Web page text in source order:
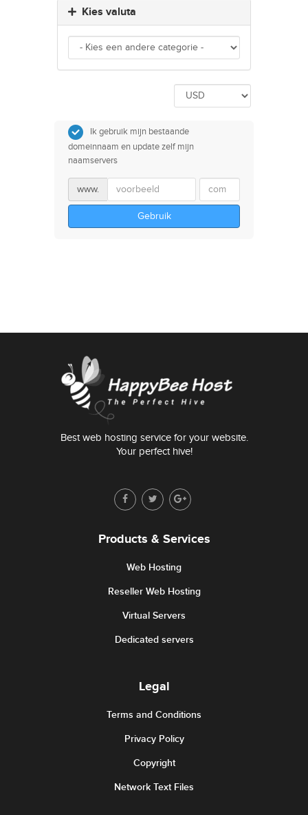
Kies valuta
Ik gebruik mijn bestaande
domeinnaam en update zelf mijn
naamservers
www.
Gebruik
Best web hosting service for your website.
Your perfect hive!
Products & Services
Web Hosting
Reseller Web Hosting
Virtual Servers
Dedicated servers
Legal
Terms and Conditions
Privacy Policy
Copyright
Network Text Files